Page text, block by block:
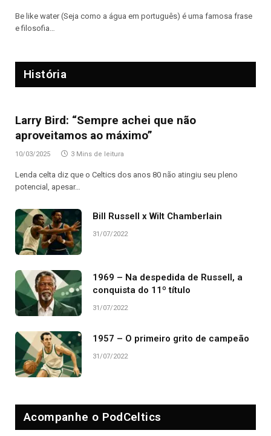
Be like water (Seja como a água em português) é uma famosa frase
e filosofia…
História
Larry Bird: “Sempre achei que não
aproveitamos ao máximo”
10/03/2025 3 Mins de leitura
Lenda celta diz que o Celtics dos anos 80 não atingiu seu pleno
potencial, apesar…
Bill Russell x Wilt Chamberlain
31/07/2022
1969 – Na despedida de Russell, a
conquista do 11º título
31/07/2022
1957 – O primeiro grito de campeão
31/07/2022
Acompanhe o PodCeltics